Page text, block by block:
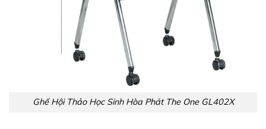
Ghế Hội Thảo Học Sinh Hòa Phát The One GL402X